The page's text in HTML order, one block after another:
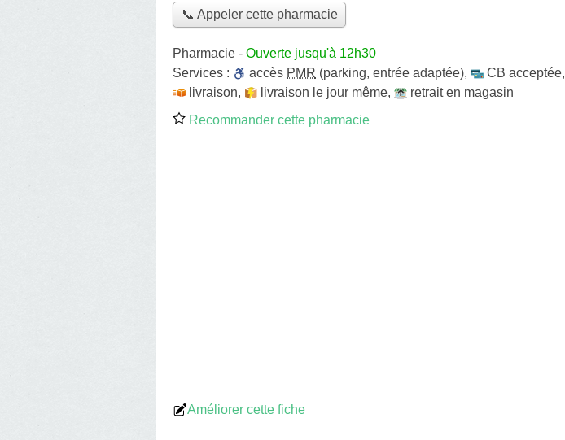
📞 Appeler cette pharmacie
Pharmacie - Ouverte jusqu'à 12h30
Services :
accès PMR (parking, entrée adaptée), CB acceptée,
livraison, livraison le jour même,
retrait en magasin
Recommander cette pharmacie
Améliorer cette fiche